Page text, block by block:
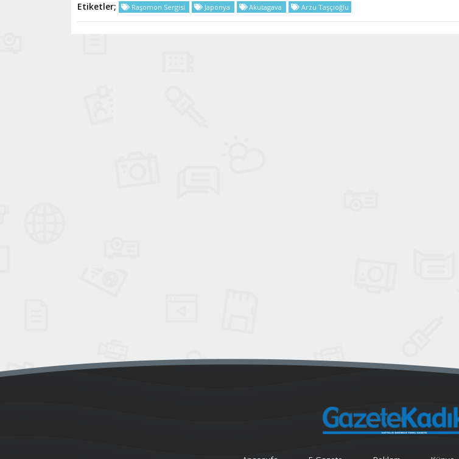
Etiketler; Raşomon Sergisi Japonya Akutagava Arzu Taşçıoğlu